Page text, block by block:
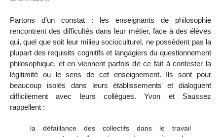
Partons d’un constat : les enseignants de philosophie
rencontrent des difficultés dans leur métier, face à des élèves
qui, quel que soit leur milieu socioculturel, ne possèdent pas la
plupart des requisits cognitifs et langagiers du questionnement
philosophique, et en viennent parfois de ce fait à contester la
légitimité ou le sens de cet enseignement. Ils sont pour
beaucoup isolés dans leurs établissements et dialoguent
difficilement avec leurs collègues. Yvon et Saussez
rappellent :
la défaillance des collectifs dans le travail